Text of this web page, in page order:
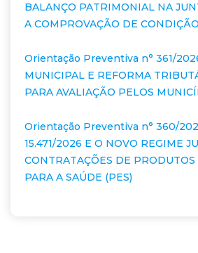
BALANÇO PATRIMONIAL NA
A COMPROVAÇÃO DE
Orientação Preventiva n° 361/
MUNICIPAL E REFORMA
PARA AVALIAÇÃO PELOS
Orientação Preventiva n° 360/
15.471/2026 E O NOVO REGIME
CONTRATAÇÕES DE PRODUTOS
PARA A SAÚDE (PES)